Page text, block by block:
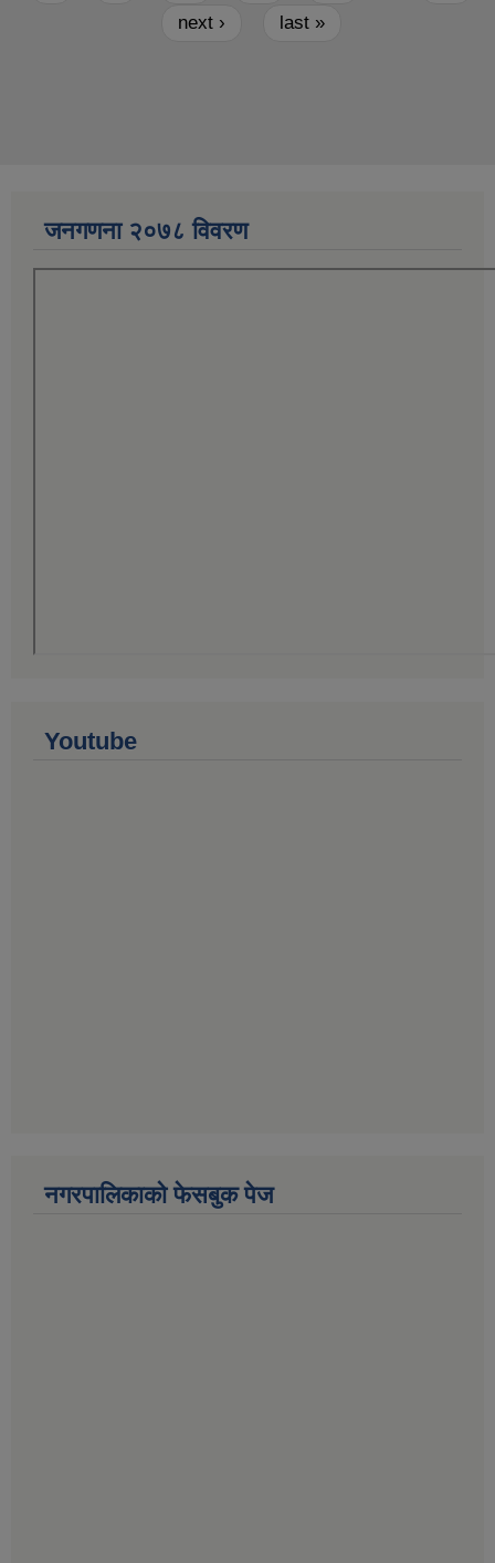
next ›
last »
जनगणना २०७८ विवरण
Youtube
नगरपालिकाको फेसबुक पेज